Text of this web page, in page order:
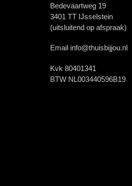
Bedevaartweg 19
3401 TT IJsselstein
(uitsluitend op afspraak)
Email info@thuisbijjou.nl
Kvk 80401341
BTW NL003440596B19